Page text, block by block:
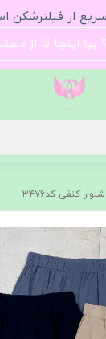
از فیلترشکن
بیا اینجا تا از
شلوار کنفی کد۳۴۷۶